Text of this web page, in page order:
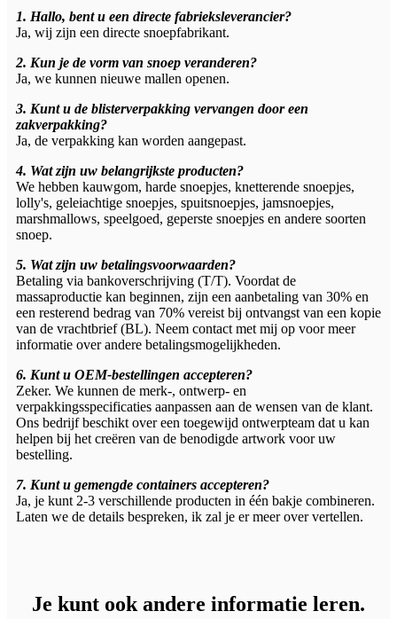
1. Hallo, bent u een directe fabrieksleverancier?
Ja, wij zijn een directe snoepfabrikant.
2. Kun je de vorm van snoep veranderen?
Ja, we kunnen nieuwe mallen openen.
3. Kunt u de blisterverpakking vervangen door een
zakverpakking?
Ja, de verpakking kan worden aangepast.
4. Wat zijn uw belangrijkste producten?
We hebben kauwgom, harde snoepjes, knetterende snoepjes,
lolly's, geleiachtige snoepjes, spuitsnoepjes, jamsnoepjes,
marshmallows, speelgoed, geperste snoepjes en andere soorten
snoep.
5. Wat zijn uw betalingsvoorwaarden?
Betaling via bankoverschrijving (T/T). Voordat de
massaproductie kan beginnen, zijn een aanbetaling van 30% en
een resterend bedrag van 70% vereist bij ontvangst van een kopie
van de vrachtbrief (BL). Neem contact met mij op voor meer
informatie over andere betalingsmogelijkheden.
6. Kunt u OEM-bestellingen accepteren?
Zeker. We kunnen de merk-, ontwerp- en
verpakkingsspecificaties aanpassen aan de wensen van de klant.
Ons bedrijf beschikt over een toegewijd ontwerpteam dat u kan
helpen bij het creëren van de benodigde artwork voor uw
bestelling.
7. Kunt u gemengde containers accepteren?
Ja, je kunt 2-3 verschillende producten in één bakje combineren.
Laten we de details bespreken, ik zal je er meer over vertellen.
Je kunt ook andere informatie leren.